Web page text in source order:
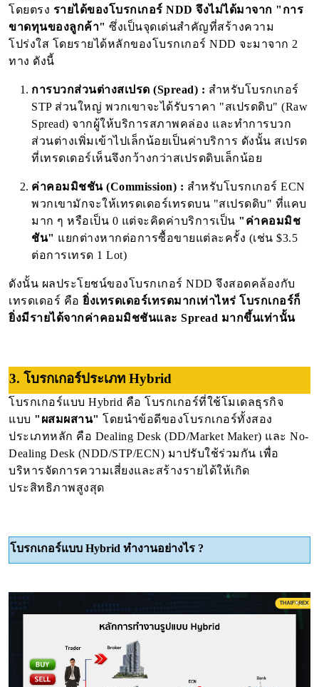
โดยตรง รายได้ของโบรกเกอร์ NDD จึงไม่ได้มาจาก "การ
ขาดทุนของลูกค้า" ซึ่งเป็นจุดเด่นสำคัญที่สร้างความ
โปร่งใส โดยรายได้หลักของโบรกเกอร์ NDD จะมาจาก 2
ทาง ดังนี้
การบวกส่วนต่างสเปรด (Spread) : สำหรับโบรกเกอร์
STP ส่วนใหญ่ พวกเขาจะได้รับราคา "สเปรดดิบ" (Raw
Spread) จากผู้ให้บริการสภาพคล่อง และทำการบวก
ส่วนต่างเพิ่มเข้าไปเล็กน้อยเป็นค่าบริการ ดังนั้น สเปรด
ที่เทรดเดอร์เห็นจึงกว้างกว่าสเปรดดิบเล็กน้อย
ค่าคอมมิชชัน (Commission) : สำหรับโบรกเกอร์ ECN
พวกเขามักจะให้เทรดเดอร์เทรดบน "สเปรดดิบ" ที่แคบ
มาก ๆ หรือเป็น 0 แต่จะคิดค่าบริการเป็น "ค่าคอมมิช
ชัน" แยกต่างหากต่อการซื้อขายแต่ละครั้ง (เช่น $3.5
ต่อการเทรด 1 Lot)
ดังนั้น ผลประโยชน์ของโบรกเกอร์ NDD จึงสอดคล้องกับ
เทรดเดอร์ คือ ยิ่งเทรดเดอร์เทรดมากเท่าไหร่ โบรกเกอร์ก็
ยิ่งมีรายได้จากค่าคอมมิชชันและ Spread มากขึ้นเท่านั้น
3. โบรกเกอร์ประเภท Hybrid
โบรกเกอร์แบบ Hybrid คือ โบรกเกอร์ที่ใช้โมเดลธุรกิจ
แบบ "ผสมผสาน" โดยนำข้อดีของโบรกเกอร์ทั้งสอง
ประเภทหลัก คือ Dealing Desk (DD/Market Maker) และ No-
Dealing Desk (NDD/STP/ECN) มาปรับใช้ร่วมกัน เพื่อ
บริหารจัดการความเสี่ยงและสร้างรายได้ให้เกิด
ประสิทธิภาพสูงสุด
โบรกเกอร์แบบ Hybrid ทำงานอย่างไร ?